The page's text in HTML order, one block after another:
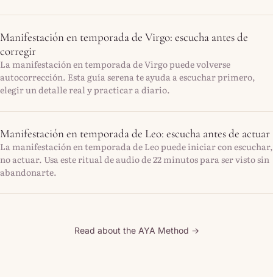
Manifestación en temporada de Virgo: escucha antes de
corregir
La manifestación en temporada de Virgo puede volverse
autocorrección. Esta guía serena te ayuda a escuchar primero,
elegir un detalle real y practicar a diario.
Manifestación en temporada de Leo: escucha antes de actuar
La manifestación en temporada de Leo puede iniciar con escuchar,
no actuar. Usa este ritual de audio de 22 minutos para ser visto sin
abandonarte.
Read about the AYA Method →